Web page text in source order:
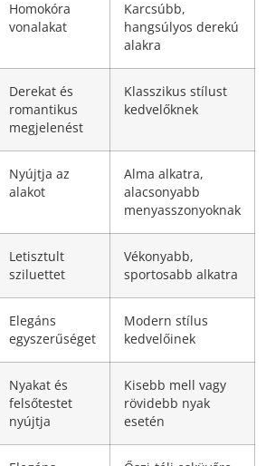
Homokóra
vonalakat
Karcsúbb,
hangsúlyos derekú
alakra
Derekat és
romantikus
megjelenést
Klasszikus stílust
kedvelőknek
Nyújtja az
alakot
Alma alkatra,
alacsonyabb
menyasszonyoknak
Letisztult
sziluettet
Vékonyabb,
sportosabb alkatra
Elegáns
egyszerűséget
Modern stílus
kedvelőinek
Nyakat és
felsőtestet
nyújtja
Kisebb mell vagy
rövidebb nyak
esetén